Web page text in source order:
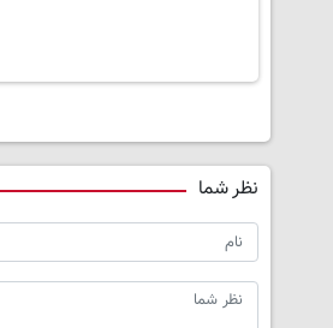
نظر شما